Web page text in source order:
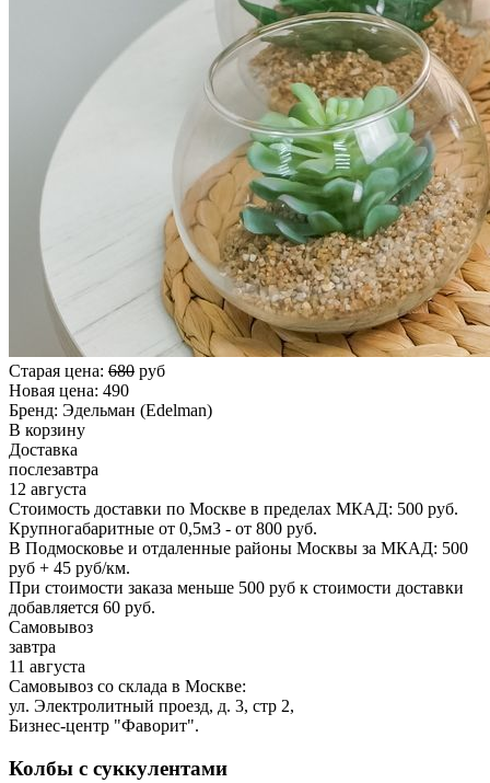
Старая цена: 680 руб
Новая цена: 490
Бренд: Эдельман (Edelman)
В корзину
Доставка
послезавтра
12 августа
Стоимость доставки по Москве в пределах МКАД: 500 руб.
Крупногабаритные от 0,5м3 - от 800 руб.
В Подмосковье и отдаленные районы Москвы за МКАД: 500
руб + 45 руб/км.
При стоимости заказа меньше 500 руб к стоимости доставки
добавляется 60 руб.
Самовывоз
завтра
11 августа
Самовывоз со склада в Москве:
ул. Электролитный проезд, д. 3, стр 2,
Бизнес-центр "Фаворит".
Колбы с суккулентами